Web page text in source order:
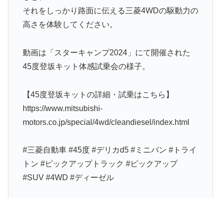
それをしっかり路面に伝える三菱4WDの駆動力の
高さを体験してください。
動画は「スターキャンプ2024」にて開催された
45度登坂キット体感試乗会の様子。
【45度登坂キットの詳細・試乗はこちら】
https://www.mitsubishi-
motors.co.jp/special/4wd/cleandiesel/index.html
#三菱自動車 #45度 #デリカd5 #ミニバン #トライ
トン #ピックアップトラック #ピックアップ
#SUV #4WD #ディーゼル